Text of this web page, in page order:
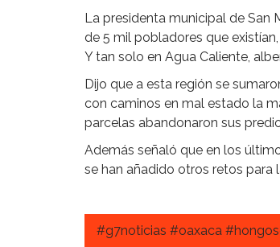
La presidenta municipal de San
de 5 mil pobladores que
Y tan solo en Agua Caliente,
Dijo que a esta región se
con caminos en mal estado la
parcelas abandonaron sus
Además señaló que en los
se han añadido otros retos para
#g7noticias #oaxaca